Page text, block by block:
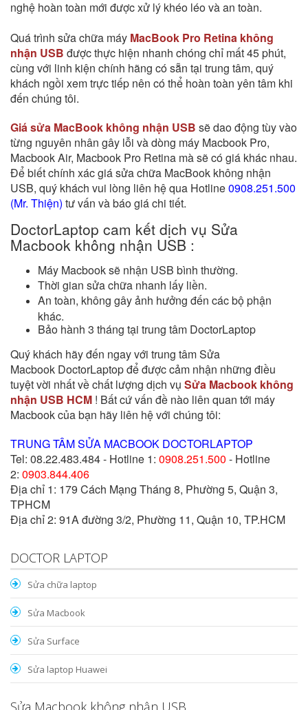
nghệ hoàn toàn mới được xử lý khéo léo và an toàn.
Quá trình sửa chữa máy MacBook Pro Retina không
nhận USB được thực hiện nhanh chóng chỉ mất 45 phút,
cùng với linh kiện chính hãng có sẵn tại trung tâm, quý
khách ngồi xem trực tiếp nên có thể hoàn toàn yên tâm khi
đến chúng tôi.
Giá sửa MacBook không nhận USB sẽ dao động tùy vào
từng nguyên nhân gây lỗi và dòng máy Macbook Pro,
Macbook Air, Macbook Pro Retina mà sẽ có giá khác nhau.
Để biết chính xácgiá sửa chữa MacBook không nhận
USB, quý khách vui lòng liên hệ qua Hotline0908.251.500
(Mr. Thiện) tư vấn và báo giá chi tiết.
DoctorLaptop cam kết dịch vụ Sửa
Macbook không nhận USB :
Máy Macbook sẽ nhận USB bình thường.
Thời gian sửa chữa nhanh lấy liền.
An toàn, không gây ảnh hưởng đến các bộ phận
khác.
Bảo hành 3 tháng tại trung tâm DoctorLaptop
Quý khách hãy đến ngay với trung tâmSửa
Macbook DoctorLaptopđể được cảm nhận những điều
tuyệt vời nhất về chất lượng dịch vụ Sửa Macbook không
nhận USB HCM ! Bất cứ vấn đề nào liên quan tới máy
Macbook của bạn hãy liên hệ với chúng tôi:
TRUNG TÂM SỬA MACBOOK DOCTORLAPTOP
Tel: 08.22.483.484 - Hotline 1: 0908.251.500 - Hotline
2: 0903.844.406
Địa chỉ 1: 179 Cách Mạng Tháng 8, Phường 5, Quận 3,
TPHCM
Địa chỉ 2: 91A đường 3/2, Phường 11, Quận 10, TP.HCM
DOCTOR LAPTOP
Sửa chữa laptop
Sửa Macbook
Sửa Surface
Sửa laptop Huawei